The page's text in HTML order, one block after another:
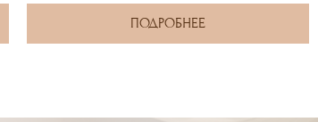
ПОДРОБНЕЕ